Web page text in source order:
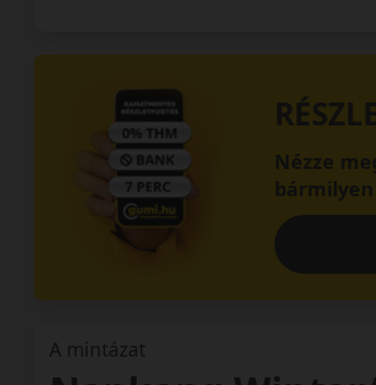
Nézze
A mintázat